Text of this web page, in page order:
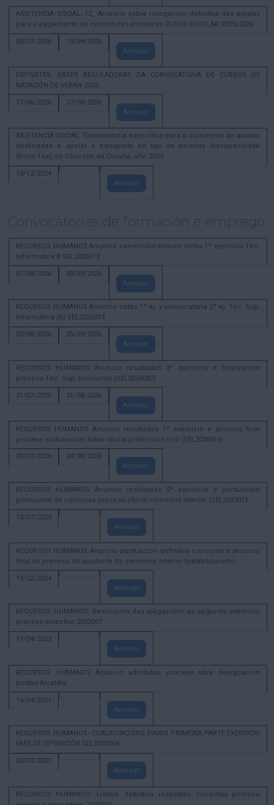
ASISTENCIA SOCIAL. 12_ Anuncio sobre revogación definitiva das axudas
para o pagamento de comedores escolares CURSO ESCOLAR 2025/2026
08/07/2026
10/08/2026
Amosar
DEPORTES. BASES REGULADORAS DA CONVOCATORIA DE CURSOS DE
NATACIÓN DE VERÁN 2026
17/06/2026
27/08/2026
Amosar
ASISTENCIA SOCIAL. Convocatoria específica para a concesión de axudas
destinadas a apoiar o transporte en taxi de persoas discapacidade
(Bono-Taxi) do Concello da Coruña, año 2025
18/12/2024
Amosar
Convocatorias de formación e emprego
RECURSOS HUMANOS Anuncio corrección errores notas 1º ejercicio Tec.
Informatica B SEL2025013
07/08/2026
30/09/2026
Amosar
RECURSOS HUMANOS Anuncio notas 1º ej. y convocatoria 2º ej. Tec. Sup.
Informática (B) SEL2025013
03/08/2026
25/09/2026
Amosar
RECURSOS HUMANOS Anuncio resultados 3º exercicio e finalización
proceso Tec. Sup. Economía (SEL2024007)
31/07/2026
31/08/2026
Amosar
RECURSOS HUMANOS Anuncio resultados 1º exercicio e anuncio final
proceso elaboración listas oficial protección civil (SEL2026016)
24/07/2026
24/08/2026
Amosar
RECURSOS HUMANOS Anuncio resultados 2º exercicio e puntuación
provisional de concurso proceso oficial comercio interior (SEL2023015
10/07/2025
Amosar
RECURSOS HUMANOS Anuncio puntuación definitiva concurso e anuncio
final do proceso de axudante de comercio interior (estabilización)
19/02/2024
Amosar
RECURSOS HUMANOS- Resolución das alegacións ao segundo exercicio
proceso selectivo 2022007
17/04/2023
Amosar
RECURSOS HUMANOS Anuncio admitidos proceso libre designación
postos Alcaldía
16/04/2021
Amosar
RECURSOS HUMANOS- CUALIFICACIÓNS FINAIS PRIMEIRA PARTE EXERCICIO
FASE DE OPOSICIÓN SEL2020004
24/03/2021
Amosar
RECURSOS HUMANOS- Listaxe definitiva respostas correctas primeiro